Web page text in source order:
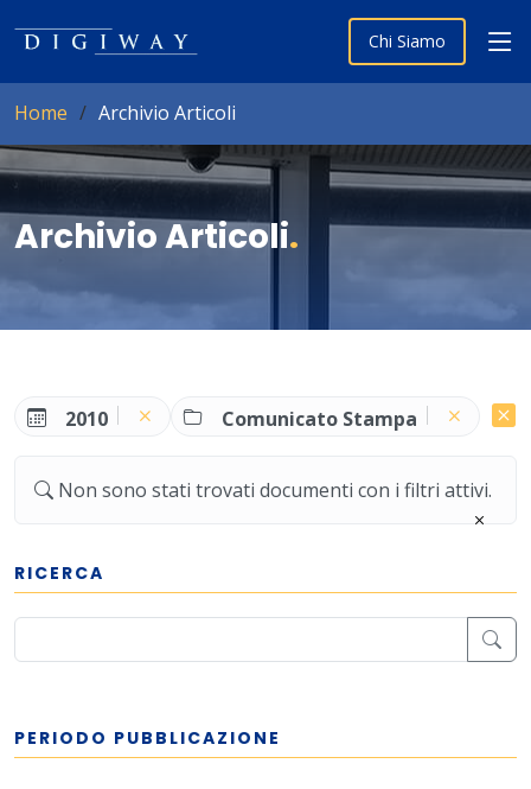
Chi Siamo
Home Archivio Articoli
Archivio Articoli.
2010 Comunicato Stampa
Non sono stati trovati documenti con i filtri attivi.
RICERCA
PERIODO PUBBLICAZIONE